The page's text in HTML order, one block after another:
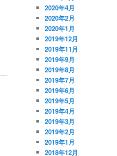
2020年4月
2020年2月
2020年1月
2019年12月
2019年11月
2019年9月
2019年8月
2019年7月
2019年6月
2019年5月
2019年4月
2019年3月
2019年2月
2019年1月
2018年12月